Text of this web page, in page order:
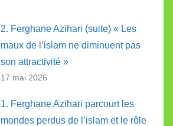
2. Ferghane Azihari (suite) « Les
maux de l’islam ne diminuent pas
son attractivité »
17 mai 2026
1. Ferghane Azihari parcourt les
mondes perdus de l’islam et le rôle